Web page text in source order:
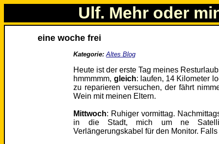
Ulf. Mehr oder
eine woche frei
Kategorie: Altes Blog
Heute ist der erste Tag meines
hmmmmm, gleich: laufen, 14 Kilometer
zu reparieren versuchen, der fährt
Wein mit meinen Eltern.
Mittwoch: Ruhiger vormittag.
in die Stadt, mich um ne
Verlängerungskabel für den Monitor.